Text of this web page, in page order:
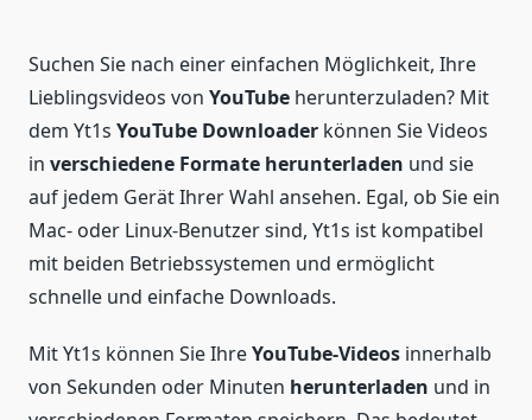
Suchen Sie nach einer einfachen Möglichkeit, Ihre
Lieblingsvideos von YouTube herunterzuladen? Mit
dem Yt1s YouTube Downloader können Sie Videos
in verschiedene Formate herunterladen und sie
auf jedem Gerät Ihrer Wahl ansehen. Egal, ob Sie ein
Mac- oder Linux-Benutzer sind, Yt1s ist kompatibel
mit beiden Betriebssystemen und ermöglicht
schnelle und einfache Downloads.
Mit Yt1s können Sie IhreYouTube-Videos innerhalb
von Sekunden oder Minuten herunterladen und in